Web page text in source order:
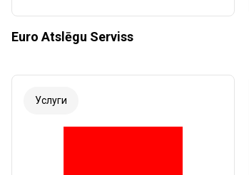
Euro Atslēgu Serviss
Услуги